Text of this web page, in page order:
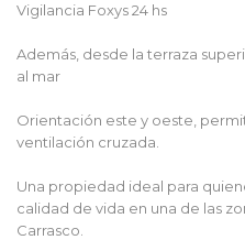
Vigilancia Foxys 24 hs
Además, desde la terraza
al mar
Orientación este y oeste,
ventilación cruzada.
Una propiedad ideal para
calidad de vida en una de las
Carrasco.